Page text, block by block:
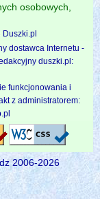
osobowych,
Duszki.pl
dostawca Internetu -
duszki.pl:
funkcjonowania i
z administratorem:
2006-2026